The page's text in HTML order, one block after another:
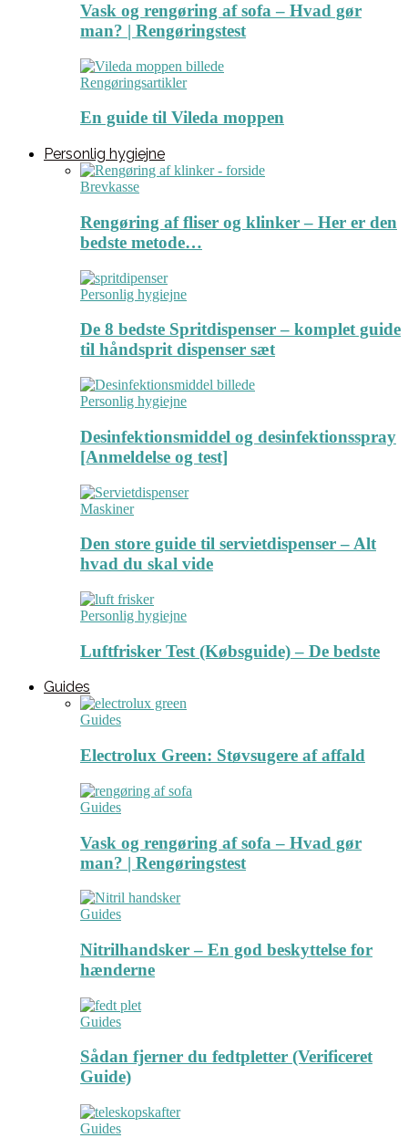
Vask og rengøring af sofa – Hvad gør
man? | Rengøringstest
Rengøringsartikler
En guide til Vileda moppen
Personlig hygiejne
Brevkasse
Rengøring af fliser og klinker – Her er den
bedste metode…
Personlig hygiejne
De 8 bedste Spritdispenser – komplet guide
til håndsprit dispenser sæt
Personlig hygiejne
Desinfektionsmiddel og desinfektionsspray
[Anmeldelse og test]
Maskiner
Den store guide til servietdispenser – Alt
hvad du skal vide
Personlig hygiejne
Luftfrisker Test (Købsguide) – De bedste
Guides
Guides
Electrolux Green: Støvsugere af affald
Guides
Vask og rengøring af sofa – Hvad gør
man? | Rengøringstest
Guides
Nitrilhandsker – En god beskyttelse for
hænderne
Guides
Sådan fjerner du fedtpletter (Verificeret
Guide)
Guides